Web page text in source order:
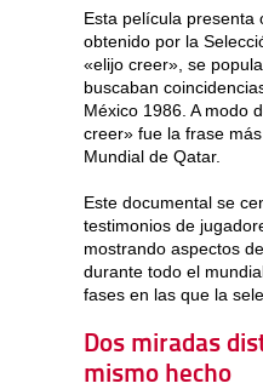
Esta película presenta
obtenido por la
«elijo creer», se
buscaban
México 1986. A modo
creer» fue la frase
Mundial de Qatar.
Este documental se
testimonios de
mostrando aspectos
durante todo el
fases en las que la
Dos miradas
mismo hecho